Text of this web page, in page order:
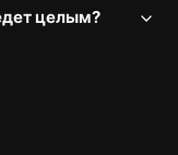
целым?